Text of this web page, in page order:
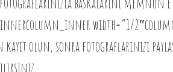
width=”1/
olun, sonra fotograflarınızı